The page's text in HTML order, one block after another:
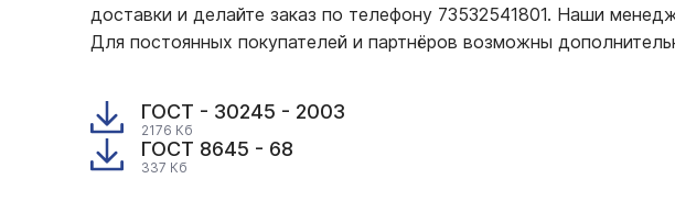
доставки и делайте заказ по телефону 73532541801. Наши
Для постоянных покупателей и партнёров возможны
ГОСТ - 30245 - 2003
2176 Кб
ГОСТ 8645 - 68
337 Кб